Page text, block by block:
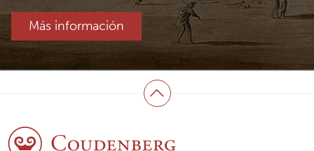
Más información
Volver arriba